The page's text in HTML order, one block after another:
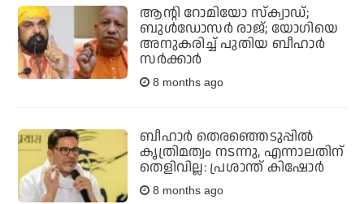
ആന്റി റോമിയോ സ്‌ക്വാഡ്;
ബുള്‍ഡോസര്‍ രാജ്; യോഗിയെ
അനുകരിച്ച് പുതിയ ബീഹാര്‍
സര്‍ക്കാര്‍
8 months ago
ബീഹാര്‍ തെരഞ്ഞെടുപ്പില്‍
കൃത്രിമത്വം നടന്നു, എന്നാലതിന്
തെളിവില്ല: പ്രശാന്ത് കിഷോര്‍
8 months ago